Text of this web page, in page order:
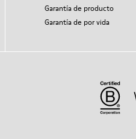
Garantía de producto
Garantía de por vida